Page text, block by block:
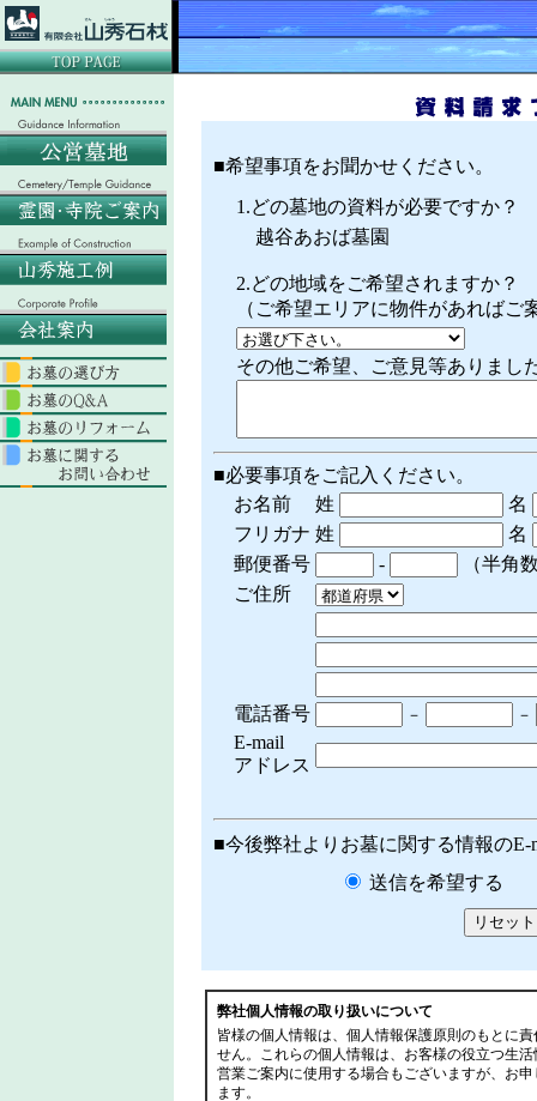
■希望事項をお聞かせください。
1.どの墓地の資料が必要ですか？
越谷あおば墓園
2.どの地域をご希望されますか？
（ご希望エリアに物件があればご
その他ご希望、ご意見等ありまし
■必要事項をご記入ください。
お名前
姓
名
フリガナ 姓
名
郵便番号
-
（半角
ご住所
電話番号 － －
E-mail
アドレス
■今後弊社よりお墓に関する情報の
送信を希望する
弊社個人情報の取り扱いについて
皆様の個人情報は、個人情報保護原則のもとに
せん。これらの個人情報は、お客様の役立つ生
営業ご案内に使用する場合もございますが、お
ます。